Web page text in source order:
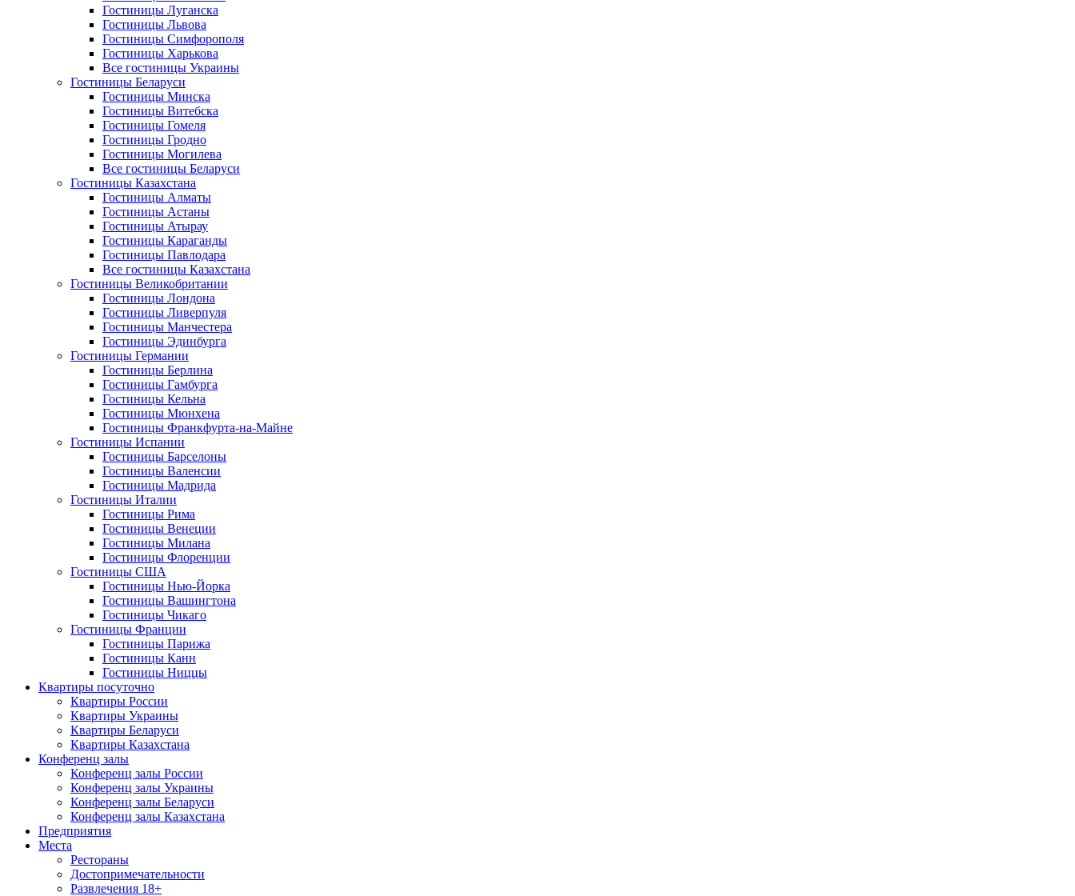
Гостиницы Луганска
Гостиницы Львова
Гостиницы Симфорополя
Гостиницы Харькова
Все гостиницы Украины
Гостиницы Беларуси
Гостиницы Минска
Гостиницы Витебска
Гостиницы Гомеля
Гостиницы Гродно
Гостиницы Могилева
Все гостиницы Беларуси
Гостиницы Казахстана
Гостиницы Алматы
Гостиницы Астаны
Гостиницы Атырау
Гостиницы Караганды
Гостиницы Павлодара
Все гостиницы Казахстана
Гостиницы Великобритании
Гостиницы Лондона
Гостиницы Ливерпуля
Гостиницы Манчестера
Гостиницы Эдинбурга
Гостиницы Германии
Гостиницы Берлина
Гостиницы Гамбурга
Гостиницы Кельна
Гостиницы Мюнхена
Гостиницы Франкфурта-на-Майне
Гостиницы Испании
Гостиницы Барселоны
Гостиницы Валенсии
Гостиницы Мадрида
Гостиницы Италии
Гостиницы Рима
Гостиницы Венеции
Гостиницы Милана
Гостиницы Флоренции
Гостиницы США
Гостиницы Нью-Йорка
Гостиницы Вашингтона
Гостиницы Чикаго
Гостиницы Франции
Гостиницы Парижа
Гостиницы Канн
Гостиницы Ниццы
Квартиры посуточно
Квартиры России
Квартиры Украины
Квартиры Беларуси
Квартиры Казахстана
Конференц залы
Конференц залы России
Конференц залы Украины
Конференц залы Беларуси
Конференц залы Казахстана
Предприятия
Места
Рестораны
Достопримечательности
Развлечения 18+